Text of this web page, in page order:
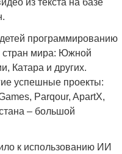
из текста на базе
программированию
стран мира: Южной
Катара и других.
успешные проекты:
Parqour, ApartX,
– большой
к использованию ИИ